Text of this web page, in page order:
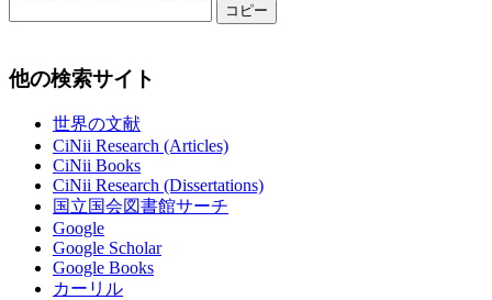
コピー
他の検索サイト
世界の文献
CiNii Research (Articles)
CiNii Books
CiNii Research (Dissertations)
国立国会図書館サーチ
Google
Google Scholar
Google Books
カーリル